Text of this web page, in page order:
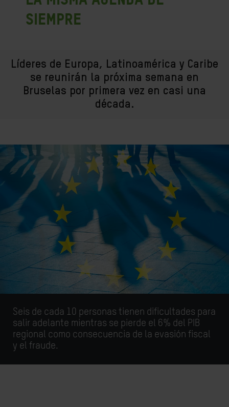
siempre
Líderes de Europa, Latinoamérica y Caribe
se reunirán la próxima semana en
Bruselas por primera vez en casi una
década.
Seis de cada 10 personas tienen dificultades para
salir adelante mientras se pierde el 6% del PIB
regional como consecuencia de la evasión fiscal
y el fraude.